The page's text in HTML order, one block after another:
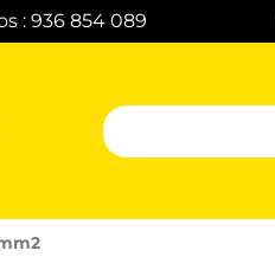
: 936 854 089